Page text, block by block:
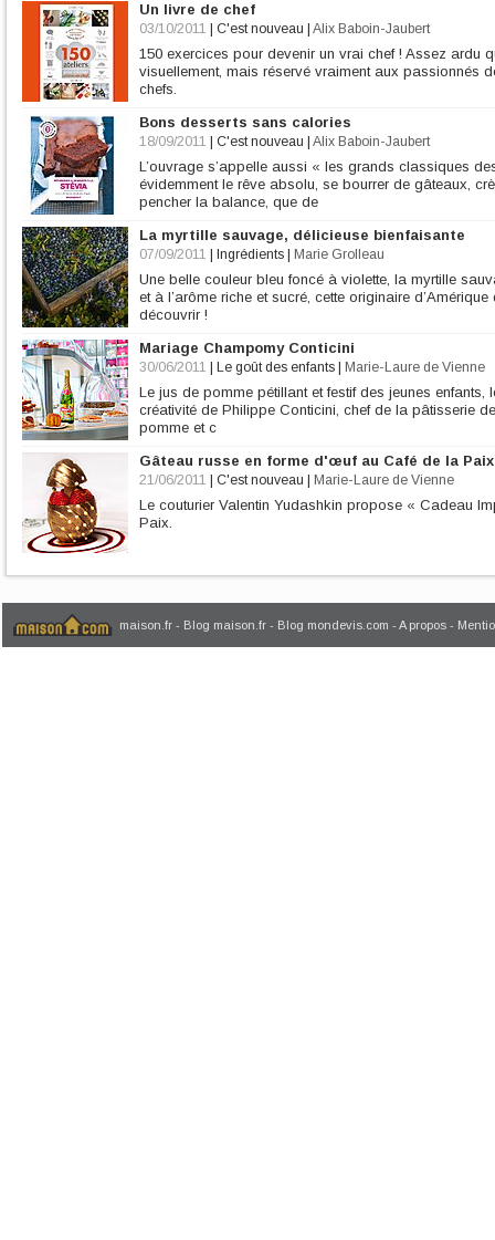
Un livre de chef
03/10/2011 C'est nouveau Alix Baboin-Jaubert
150 exercices pour devenir un vrai chef ! Assez ardu
visuellement, mais réservé vraiment aux passionnés
chefs.
Bons desserts sans calories
18/09/2011 C'est nouveau Alix Baboin-Jaubert
L’ouvrage s’appelle aussi « les grands classiques
évidemment le rêve absolu, se bourrer de gâteaux,
pencher la balance, que de
La myrtille sauvage, délicieuse bienfaisante
07/09/2011 Ingrédients Marie Grolleau
Une belle couleur bleu foncé à violette, la myrtille
et à l’arôme riche et sucré, cette originaire
découvrir !
Mariage Champomy Conticini
30/06/2011 Le goût des enfants Marie-Laure de Vienne
Le jus de pomme pétillant et festif des jeunes enfants,
créativité de Philippe Conticini, chef de la pâtisserie
pomme et c
Gâteau russe en forme d'œuf au Café de la Paix
21/06/2011 C'est nouveau Marie-Laure de Vienne
Le couturier Valentin Yudashkin propose « Cadeau
Paix.
maison.fr - Blog maison.fr - Blog mondevis.com - A propos -